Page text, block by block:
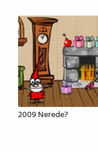
2009 Nerede?